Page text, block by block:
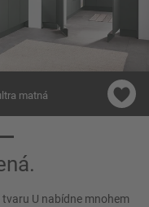
matná
U nabídne mnohem